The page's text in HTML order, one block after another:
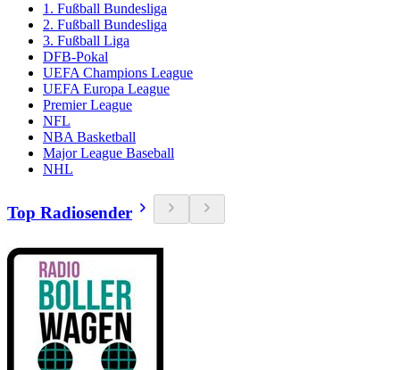
1. Fußball Bundesliga
2. Fußball Bundesliga
3. Fußball Liga
DFB-Pokal
UEFA Champions League
UEFA Europa League
Premier League
NFL
NBA Basketball
Major League Baseball
NHL
Top Radiosender